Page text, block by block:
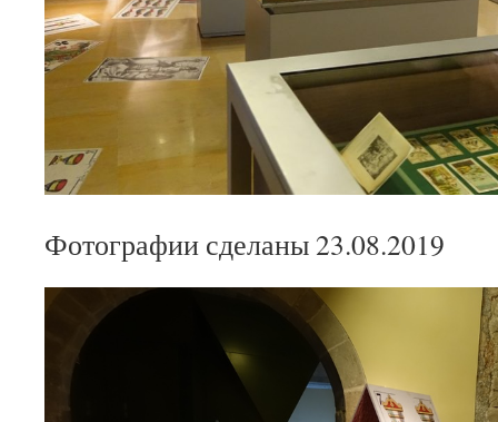
Фотографии сделаны 23.08.2019